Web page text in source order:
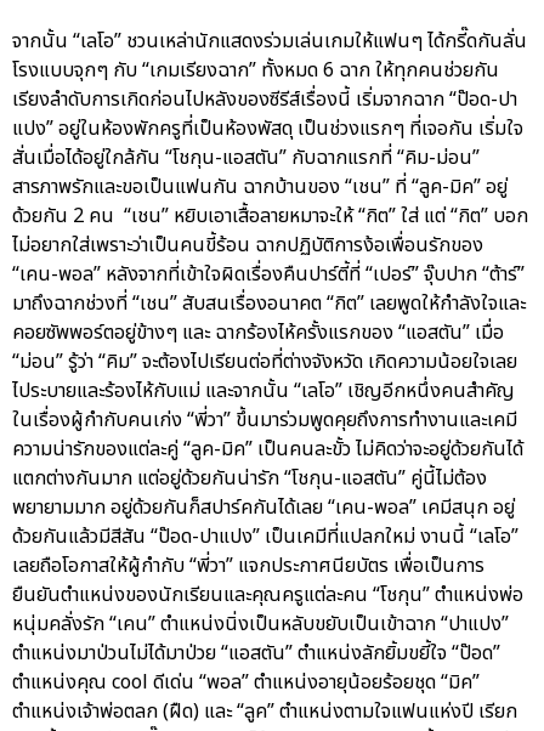
จากนั้น “เลโอ” ชวนเหล่านักแสดงร่วมเล่นเกมให้แฟนๆ ได้กรี๊ดกันลั่น
โรงแบบจุกๆ กับ “เกมเรียงฉาก” ทั้งหมด 6 ฉาก ให้ทุกคนช่วยกัน
เรียงลำดับการเกิดก่อนไปหลังของซีรีส์เรื่องนี้ เริ่มจากฉาก “ป๊อด-ปา
แปง” อยู่ในห้องพักครูที่เป็นห้องพัสดุ เป็นช่วงแรกๆ ที่เจอกัน เริ่มใจ
สั่นเมื่อได้อยู่ใกล้กัน “โชกุน-แอสตัน” กับฉากแรกที่ “คิม-ม่อน”
สารภาพรักและขอเป็นแฟนกัน ฉากบ้านของ “เชน” ที่ “ลูค-มิค” อยู่
ด้วยกัน 2 คน “เชน” หยิบเอาเสื้อลายหมาจะให้ “กิต” ใส่ แต่ “กิต” บอก
ไม่อยากใส่เพราะว่าเป็นคนขี้ร้อน ฉากปฏิบัติการง้อเพื่อนรักของ
“เคน-พอล” หลังจากที่เข้าใจผิดเรื่องคืนปาร์ตี้ที่ “เปอร์” จุ๊บปาก “ต้าร์”
มาถึงฉากช่วงที่ “เชน” สับสนเรื่องอนาคต “กิต” เลยพูดให้กำลังใจและ
คอยซัพพอร์ตอยู่ข้างๆ และ ฉากร้องไห้ครั้งแรกของ “แอสตัน” เมื่อ
“ม่อน” รู้ว่า “คิม” จะต้องไปเรียนต่อที่ต่างจังหวัด เกิดความน้อยใจเลย
ไประบายและร้องไห้กับแม่ และจากนั้น “เลโอ” เชิญอีกหนึ่งคนสำคัญ
ในเรื่องผู้กำกับคนเก่ง “พี่วา” ขึ้นมาร่วมพูดคุยถึงการทำงานและเคมี
ความน่ารักของแต่ละคู่ “ลูค-มิค” เป็นคนละขั้ว ไม่คิดว่าจะอยู่ด้วยกันได้
แตกต่างกันมาก แต่อยู่ด้วยกันน่ารัก “โชกุน-แอสตัน” คู่นี้ไม่ต้อง
พยายามมาก อยู่ด้วยกันก็สปาร์คกันได้เลย “เคน-พอล” เคมีสนุก อยู่
ด้วยกันแล้วมีสีสัน “ป๊อด-ปาแปง” เป็นเคมีที่แปลกใหม่ งานนี้ “เลโอ”
เลยถือโอกาสให้ผู้กำกับ “พี่วา” แจกประกาศนียบัตร เพื่อเป็นการ
ยืนยันตำแหน่งของนักเรียนและคุณครูแต่ละคน “โชกุน” ตำแหน่งพ่อ
หนุ่มคลั่งรัก “เคน” ตำแหน่งนิ่งเป็นหลับขยับเป็นเข้าฉาก “ปาแปง”
ตำแหน่งมาป่วนไม่ได้มาป่วย “แอสตัน” ตำแหน่งลักยิ้มขยี้ใจ “ป๊อด”
ตำแหน่งคุณ cool ดีเด่น “พอล” ตำแหน่งอายุน้อยร้อยชุด “มิค”
ตำแหน่งเจ้าพ่อตลก (ฝืด) และ “ลูค” ตำแหน่งตามใจแฟนแห่งปี เรียก